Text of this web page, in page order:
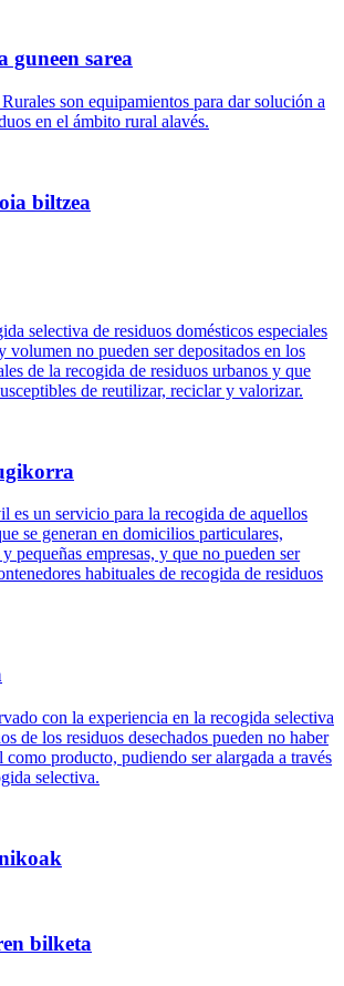
guneen sarea
son equipamientos para dar solución a
en el ámbito rural alavés.
biltzea
selectiva de residuos domésticos especiales
volumen no pueden ser depositados en los
de la recogida de residuos urbanos y que
de reutilizar, reciclar y valorizar.
es un servicio para la recogida de aquellos
se generan en domicilios particulares,
pequeñas empresas, y que no pueden ser
habituales de recogida de residuos
con la experiencia en la recogida selectiva
de los residuos desechados pueden no haber
producto, pudiendo ser alargada a través
selectiva.
bilketa